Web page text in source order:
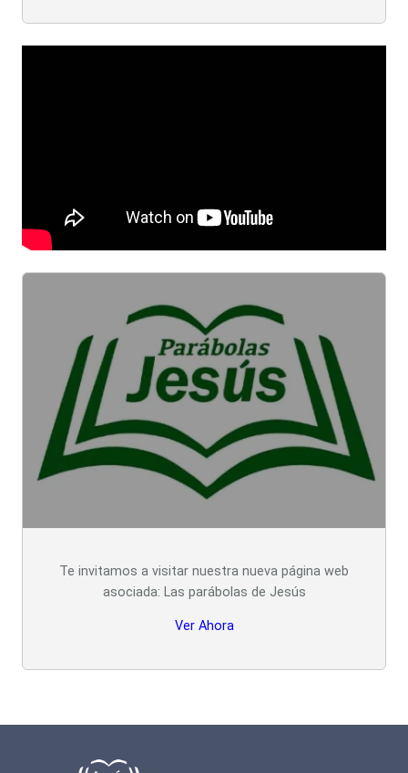
Te invitamos a visitar nuestra nueva página web
asociada: Las parábolas de Jesús
Ver Ahora